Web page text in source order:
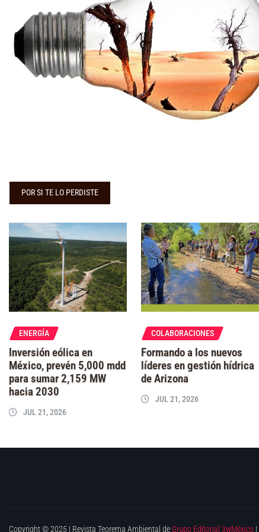
POR SI TE LO PERDISTE
ENERGÍA
Inversión eólica en
México, prevén 5,000 mdd
para sumar 2,159 MW
hacia 2030
JUL 21, 2026
COLABORACIONES
Formando a los nuevos
líderes en gestión hídrica
de Arizona
JUL 21, 2026
Copyright © 2025 | Revista Teorema Ambiental de Grupo Editorial 3wMéxico |